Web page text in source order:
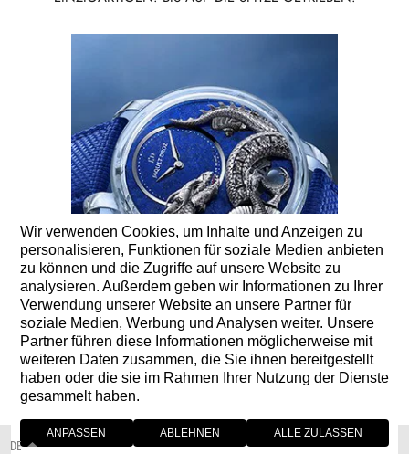
Wir verwenden Cookies, um Inhalte und Anzeigen zu
personalisieren, Funktionen für soziale Medien anbieten
zu können und die Zugriffe auf unsere Website zu
analysieren. Außerdem geben wir Informationen zu Ihrer
Verwendung unserer Website an unsere Partner für
soziale Medien, Werbung und Analysen weiter. Unsere
Partner führen diese Informationen möglicherweise mit
weiteren Daten zusammen, die Sie ihnen bereitgestellt
haben oder die sie im Rahmen Ihrer Nutzung der Dienste
gesammelt haben.
ANPASSEN ABLEHNEN ALLE ZULASSEN
05 JULI 2023
DRAGON AUTOMATON SAPPHIRE - LAPIS LAZULI
DE